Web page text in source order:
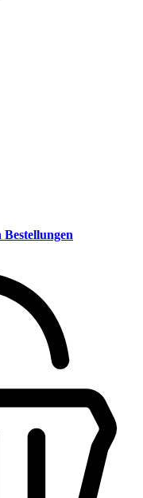
Bestellungen